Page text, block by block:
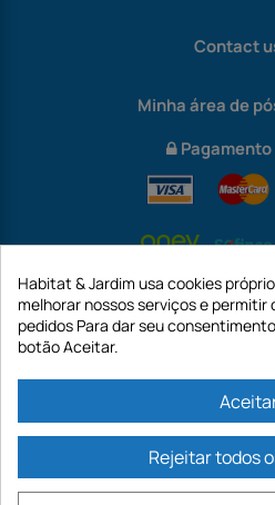
Contact
Minha área de
https://www.habitatejardim.pt é um site
capital de 187.203,29€, 32 Rue de
Habitat & Jardim usa cookies
melhorar nossos serviços e permitir
pedidos Para dar seu
botão Aceitar.
Rejeitar todos